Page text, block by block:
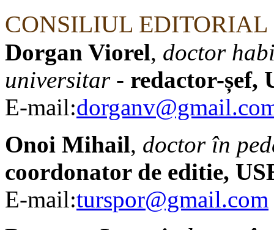
CONSILIUL EDITORIAL
Dorgan Viorel, doctor
universitar- redactor-șef,
E-mail:
Onoi Mihail, doctor în
coordonator de editie,
E-mail:turspor@gmail.com